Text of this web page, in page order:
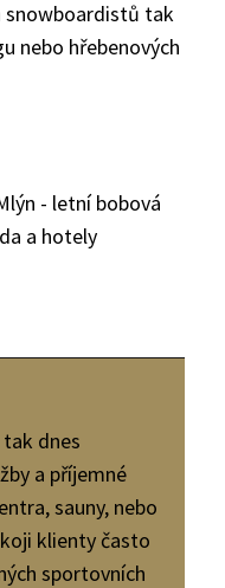
snowboardistů tak
nebo hřebenových
- letní bobová
a hotely
dnes
a příjemné
sauny, nebo
klienty často
sportovních